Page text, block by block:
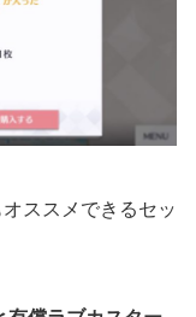
ススメできるセッ